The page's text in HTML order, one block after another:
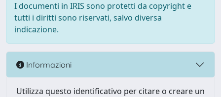
I documenti in IRIS sono protetti da copyright e
tutti i diritti sono riservati, salvo diversa
indicazione.
Informazioni
Utilizza questo identificativo per citare o creare un